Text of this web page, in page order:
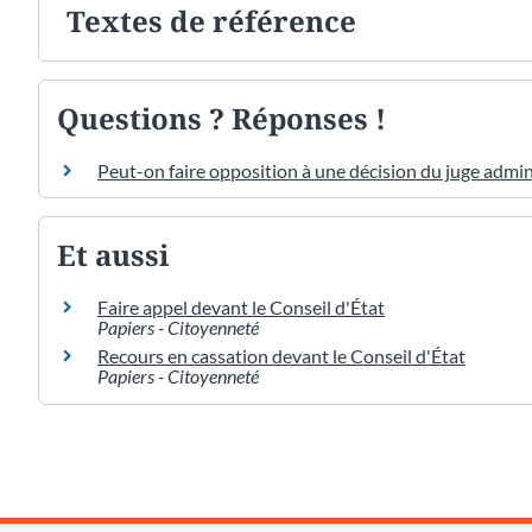
Textes de référence
Questions ? Réponses !
Peut-on faire opposition à une décision du juge
Et aussi
Faire appel devant le Conseil d'État
Papiers - Citoyenneté
Recours en cassation devant le Conseil d'État
Papiers - Citoyenneté